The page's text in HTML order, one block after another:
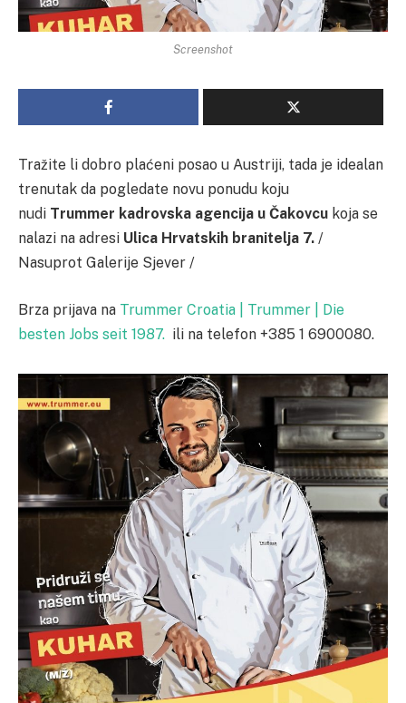
Screenshot
Tražite li dobro plaćeni posao u Austriji, tada je idealan
trenutak da pogledate novu ponudu koju
nudi Trummer kadrovska agencija u Čakovcu koja se
nalazi na adresi Ulica Hrvatskih branitelja 7. /
Nasuprot Galerije Sjever /
Brza prijava na Trummer Croatia | Trummer | Die
besten Jobs seit 1987. ili na telefon +385 1 6900080.